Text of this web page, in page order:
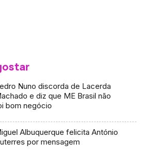
Nuno discorda de Lacerda
e diz que ME Brasil não
bom negócio
Albuquerque felicita António
por mensagem